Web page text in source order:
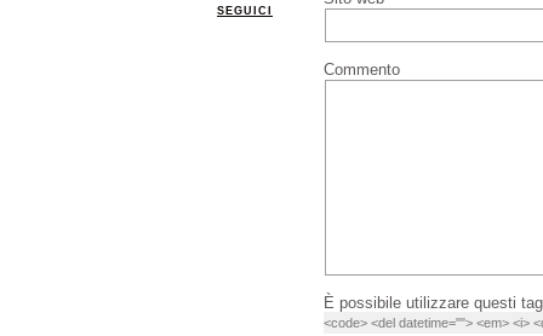
SEGUICI
Commento
È possibile utilizzare questi
<code> <del datetime=""> <em> <i>